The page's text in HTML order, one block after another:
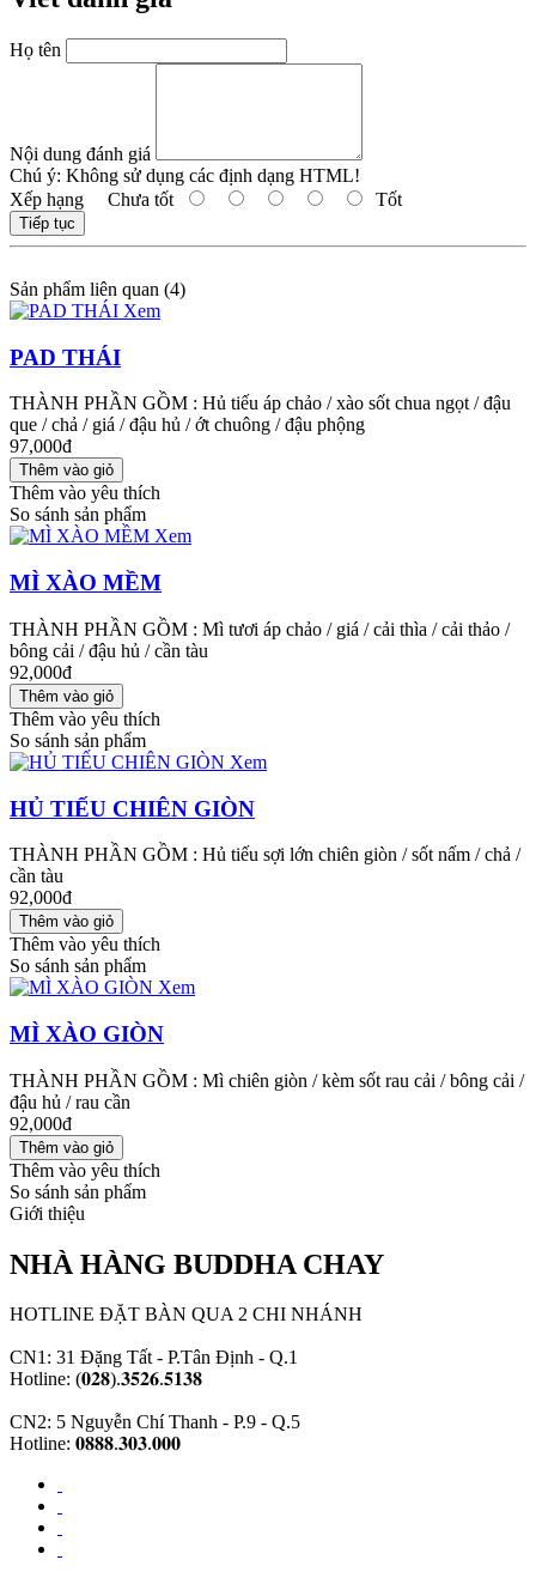
Họ tên
Nội dung đánh giá
Chú ý: Không sử dụng các định dạng HTML!
Xếp hạng Chưa tốt Tốt
Tiếp tục
Sản phẩm liên quan (4)
Xem
PAD THÁI
THÀNH PHẦN GỒM : Hủ tiếu áp chảo / xào sốt chua ngọt / đậu
que / chả / giá / đậu hủ / ớt chuông / đậu phộng
97,000đ
Thêm vào yêu thích
So sánh sản phẩm
Xem
MÌ XÀO MỀM
THÀNH PHẦN GỒM : Mì tươi áp chảo / giá / cải thìa / cải thảo /
bông cải / đậu hủ / cần tàu
92,000đ
Thêm vào yêu thích
So sánh sản phẩm
Xem
HỦ TIẾU CHIÊN GIÒN
THÀNH PHẦN GỒM : Hủ tiếu sợi lớn chiên giòn / sốt nấm / chả /
cần tàu
92,000đ
Thêm vào yêu thích
So sánh sản phẩm
Xem
MÌ XÀO GIÒN
THÀNH PHẦN GỒM : Mì chiên giòn / kèm sốt rau cải / bông cải /
đậu hủ / rau cần
92,000đ
Thêm vào yêu thích
So sánh sản phẩm
Giới thiệu
NHÀ HÀNG BUDDHA CHAY
HOTLINE ĐẶT BÀN QUA 2 CHI NHÁNH
CN1: 31 Đặng Tất - P.Tân Định - Q.1
Hotline: (𝟎𝟐𝟖).𝟑𝟓𝟐𝟔.𝟓𝟏𝟑𝟖
CN2: 5 Nguyễn Chí Thanh - P.9 - Q.5
Hotline: 𝟎𝟖𝟖𝟖.𝟑𝟎𝟑.𝟎𝟎𝟎